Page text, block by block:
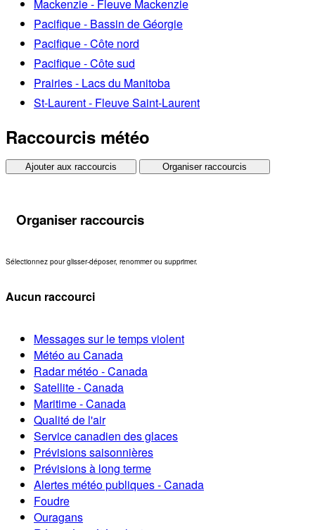
Mackenzie - Fleuve Mackenzie
Pacifique - Bassin de Géorgie
Pacifique - Côte nord
Pacifique - Côte sud
Prairies - Lacs du Manitoba
St-Laurent - Fleuve Saint-Laurent
Raccourcis météo
Ajouter aux raccourcis Organiser raccourcis
Organiser raccourcis
Sélectionnez pour glisser-déposer, renommer ou supprimer.
Aucun raccourci
Messages sur le temps violent
Météo au Canada
Radar météo - Canada
Satellite - Canada
Maritime - Canada
Qualité de l'air
Service canadien des glaces
Prévisions saisonnières
Prévisions à long terme
Alertes météo publiques - Canada
Foudre
Ouragans